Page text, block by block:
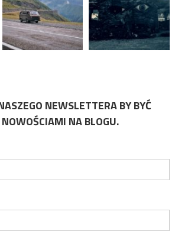
NEWSLETTERA BY BYĆ
NA BLOGU.